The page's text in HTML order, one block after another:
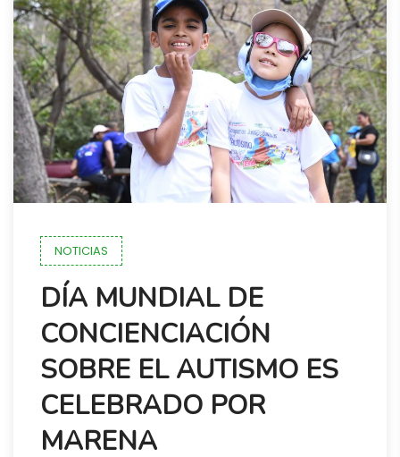
NOTICIAS
DÍA MUNDIAL DE
CONCIENCIACIÓN
SOBRE EL AUTISMO ES
CELEBRADO POR
MARENA